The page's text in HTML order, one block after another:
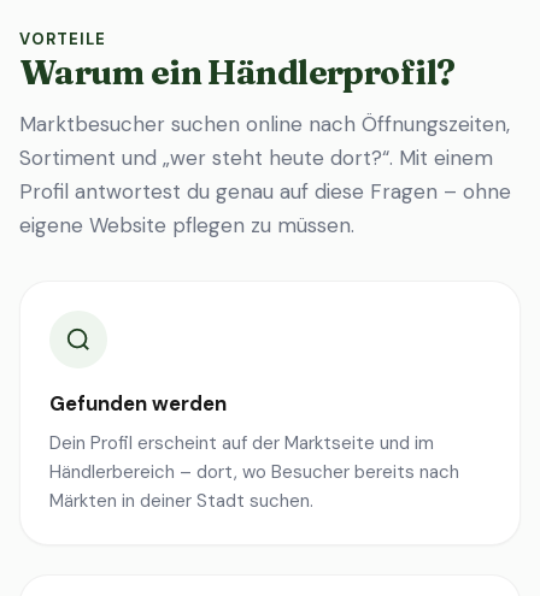
VORTEILE
Warum ein Händlerprofil?
Marktbesucher suchen online nach Öffnungszeiten,
Sortiment und „wer steht heute dort?“. Mit einem
Profil antwortest du genau auf diese Fragen – ohne
eigene Website pflegen zu müssen.
Gefunden werden
Dein Profil erscheint auf der Marktseite und im
Händlerbereich – dort, wo Besucher bereits nach
Märkten in deiner Stadt suchen.